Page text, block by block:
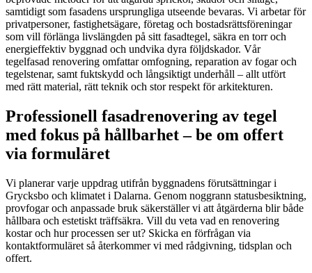
samtidigt som fasadens ursprungliga utseende bevaras. Vi arbetar för
privatpersoner, fastighetsägare, företag och bostadsrättsföreningar
som vill förlänga livslängden på sitt fasadtegel, säkra en torr och
energieffektiv byggnad och undvika dyra följdskador. Vår
tegelfasad renovering omfattar omfogning, reparation av fogar och
tegelstenar, samt fuktskydd och långsiktigt underhåll – allt utfört
med rätt material, rätt teknik och stor respekt för arkitekturen.
Professionell fasadrenovering av tegel
med fokus på hållbarhet – be om offert
via formuläret
Vi planerar varje uppdrag utifrån byggnadens förutsättningar i
Grycksbo och klimatet i Dalarna. Genom noggrann statusbesiktning,
provfogar och anpassade bruk säkerställer vi att åtgärderna blir både
hållbara och estetiskt träffsäkra. Vill du veta vad en renovering
kostar och hur processen ser ut? Skicka en förfrågan via
kontaktformuläret så återkommer vi med rådgivning, tidsplan och
offert.